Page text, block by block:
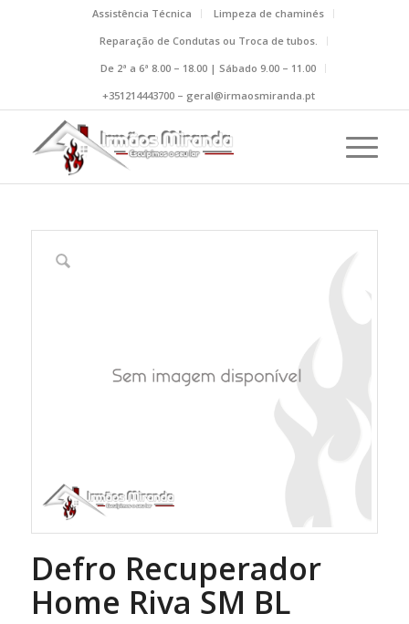
Assistência Técnica
Limpeza de chaminés
Reparação de Condutas ou Troca de tubos.
De 2ª a 6ª 8.00 – 18.00 | Sábado 9.00 – 11.00
+351214443700 – geral@irmaosmiranda.pt
Defro Recuperador
Home Riva SM BL